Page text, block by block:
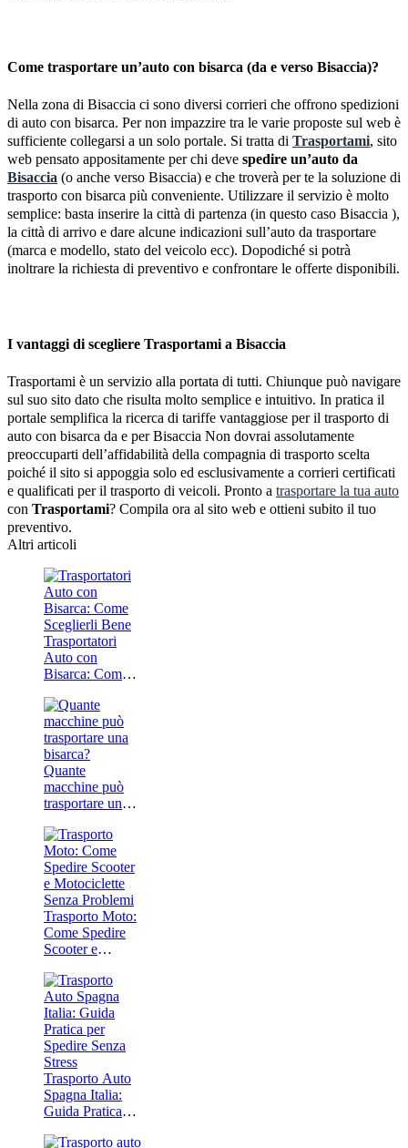
Come trasportare un’auto con bisarca (da e verso Bisaccia)?
Nella zona di Bisaccia ci sono diversi corrieri che offrono spedizioni
di auto con bisarca. Per non impazzire tra le varie proposte sul web è
sufficiente collegarsi a un solo portale. Si tratta di Trasportami, sito
web pensato appositamente per chi deve spedire un’auto da
Bisaccia (o anche verso Bisaccia) e che troverà per te la soluzione di
trasporto con bisarca più conveniente. Utilizzare il servizio è molto
semplice: basta inserire la città di partenza (in questo caso Bisaccia ),
la città di arrivo e dare alcune indicazioni sull’auto da trasportare
(marca e modello, stato del veicolo ecc). Dopodiché si potrà
inoltrare la richiesta di preventivo e confrontare le offerte disponibili.
I vantaggi di scegliere Trasportami a Bisaccia
Trasportami è un servizio alla portata di tutti. Chiunque può navigare
sul suo sito dato che risulta molto semplice e intuitivo. In pratica il
portale semplifica la ricerca di tariffe vantaggiose per il trasporto di
auto con bisarca da e per Bisaccia Non dovrai assolutamente
preoccuparti dell’affidabilità della compagnia di trasporto scelta
poiché il sito si appoggia solo ed esclusivamente a corrieri certificati
e qualificati per il trasporto di veicoli. Pronto a trasportare la tua auto
con Trasportami? Compila ora al sito web e ottieni subito il tuo
preventivo.
Altri articoli
Trasportatori
Auto con
Bisarca: Come
Quante
macchine può
trasportare una
Trasporto Moto:
Come Spedire
Scooter e
Senza Problemi
Trasporto Auto
Spagna Italia:
Guida Pratica
Senza Stress